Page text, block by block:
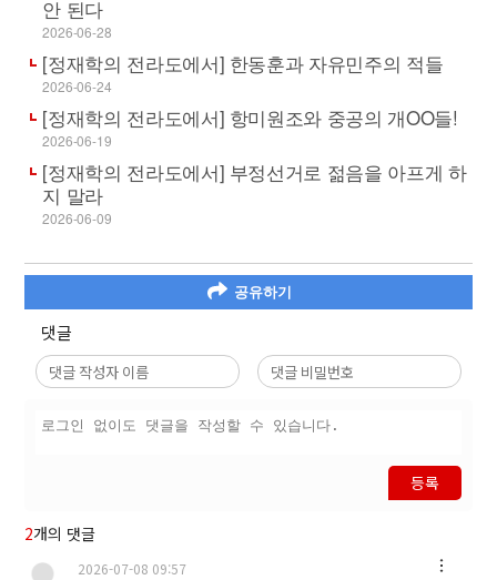
안 된다
2026-06-28
[정재학의 전라도에서] 한동훈과 자유민주의 적들
2026-06-24
[정재학의 전라도에서] 항미원조와 중공의 개OO들!
2026-06-19
[정재학의 전라도에서] 부정선거로 젊음을 아프게 하
지 말라
2026-06-09
공유하기
댓글
등록
2개의 댓글
2026-07-08 09:57